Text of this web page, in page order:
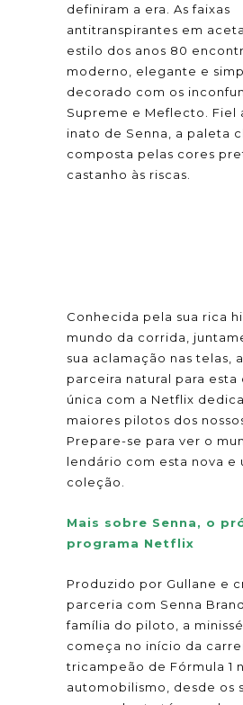
definiram a era. As faixas
antitranspirantes em
estilo dos anos 80
moderno, elegante e
decorado com os
Supreme e Meflecto. Fiel
inato de Senna, a paleta
composta pelas cores
castanho às riscas.
Conhecida pela sua rica
mundo da corrida,
sua aclamação nas telas,
parceira natural para esta
única com a Netflix
maiores pilotos dos
Prepare-se para ver o
lendário com esta nova e
coleção.
Mais sobre Senna, o
programa Netflix
Produzido por Gullane e
parceria com Senna
família do piloto, a
começa no início da
tricampeão de Fórmula 1
automobilismo, desde os